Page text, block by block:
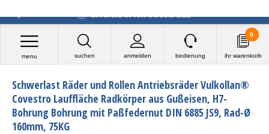
suchen anmelden
menu bedienung ihr warenkorb
0
Schwerlast Räder und Rollen Antriebsräder Vulkollan®
Covestro Lauffläche Radkörper aus Gußeisen, H7-
Bohrung Bohrung mit Paßfedernut DIN 6885 JS9, Rad-Ø
160mm, 75KG